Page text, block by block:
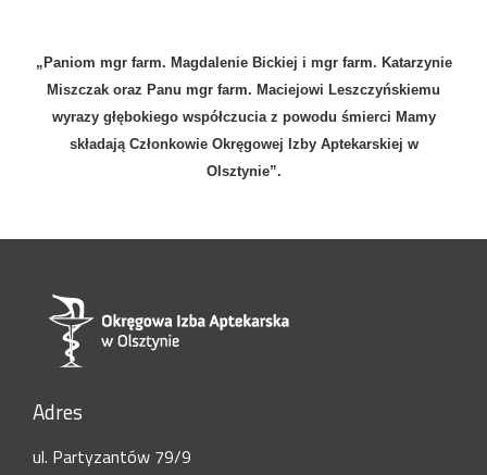
„Paniom mgr farm. Magdalenie Bickiej i mgr farm. Katarzynie
Miszczak oraz Panu mgr farm. Maciejowi Leszczyńskiemu
wyrazy głębokiego współczucia z powodu śmierci Mamy
składają Członkowie Okręgowej Izby Aptekarskiej w
Olsztynie”.
Adres
ul. Partyzantów 79/9